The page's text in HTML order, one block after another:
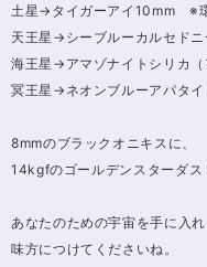
土星→タイガーアイ10mm ※
天王星→シーブルーカルセド
海王星→アマゾナイトシリカ
冥王星→ネオンブルーアパタ
8mmのブラックオニキスに、
14kgfのゴールデンスターダス
あなたのための宇宙を手に入れ
味方につけてくださいね。